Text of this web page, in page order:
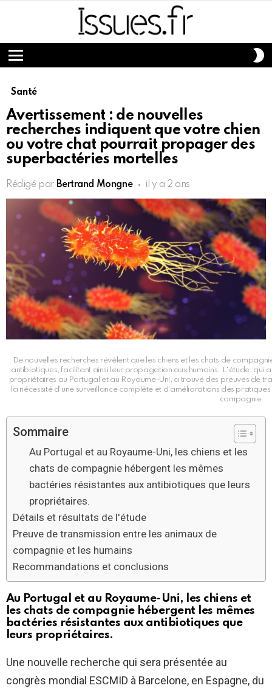
Menu
Santé
Avertissement : de nouvelles
recherches indiquent que votre chien
ou votre chat pourrait propager des
superbactéries mortelles
Rédigé par Bertrand Mongne il y a 2 ans
De nouvelles recherches révèlent que les chiens et les chats de
antibiotiques, facilitant ainsi leur propagation aux humains. L'étude, qui
propriétaires au Portugal et au Royaume-Uni, a trouvé des preuves de
la nécessité d'une surveillance complète et d'améliorations des
compagnie.
Sommaire
Au Portugal et au Royaume-Uni, les chiens et les
chats de compagnie hébergent les mêmes
bactéries résistantes aux antibiotiques que leurs
propriétaires.
Détails et résultats de l'étude
Preuve de transmission entre les animaux de
compagnie et les humains
Recommandations et conclusions
Au Portugal et au Royaume-Uni, les chiens et
les chats de compagnie hébergent les mêmes
bactéries résistantes aux antibiotiques que
leurs propriétaires.
Une nouvelle recherche qui sera présentée au
congrès mondial ESCMID à Barcelone, en Espagne, du